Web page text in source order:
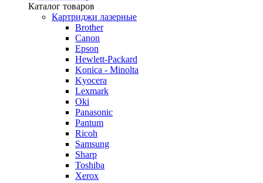
Каталог товаров
Картриджи лазерные
Brother
Canon
Epson
Hewlett-Packard
Konica - Minolta
Kyocera
Lexmark
Oki
Panasonic
Pantum
Ricoh
Samsung
Sharp
Toshiba
Xerox